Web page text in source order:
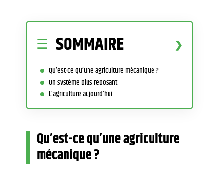
SOMMAIRE
Qu’est-ce qu’une agriculture mécanique ?
Un système plus reposant
L’agriculture aujourd’hui
Qu’est-ce qu’une agriculture
mécanique ?